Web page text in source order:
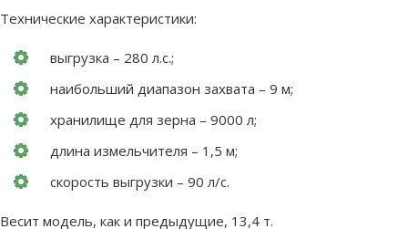
Технические характеристики:
выгрузка – 280 л.с.;
наибольший диапазон захвата – 9 м;
хранилище для зерна – 9000 л;
длина измельчителя – 1,5 м;
скорость выгрузки – 90 л/с.
Весит модель, как и предыдущие, 13,4 т.